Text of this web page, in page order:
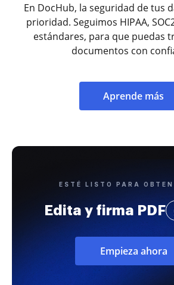
En DocHub, la seguridad de tus
prioridad. Seguimos HIPAA,
estándares, para que puedas
documentos con
Aprende más
ESTÉ LISTO PARA
Edita y firma PDF
Empieza ahora